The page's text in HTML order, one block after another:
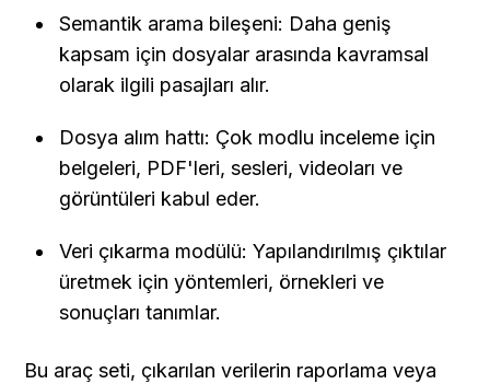
Semantik arama bileşeni: Daha geniş
kapsam için dosyalar arasında kavramsal
olarak ilgili pasajları alır.
Dosya alım hattı: Çok modlu inceleme için
belgeleri, PDF'leri, sesleri, videoları ve
görüntüleri kabul eder.
Veri çıkarma modülü: Yapılandırılmış çıktılar
üretmek için yöntemleri, örnekleri ve
sonuçları tanımlar.
Bu araç seti, çıkarılan verilerin raporlama veya